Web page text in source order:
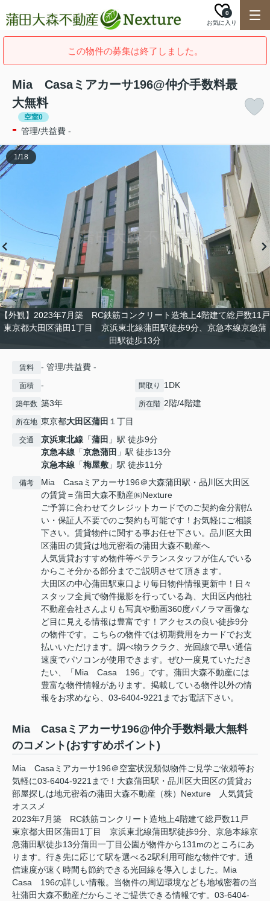
お気に入り
0
この物件の募集は終了しました。
Mia Casaミアカーサ196@仲介手数料最
大無料
空室0
- 管理/共益費 -
【外観】2023年7月築 RC鉄筋コンクリート造地上4階建て総戸数11戸
東京都大田区蒲田1丁目 京浜東北線蒲田駅徒歩9分、京急本線京急蒲
田駅徒歩13分
1/18
賃料 - 管理/共益費 -
面積 - 間取り 1DK
築年数 築3年 所在階 2階/4階建
所在地 東京都大田区蒲田 １丁目
交通 京浜東北線 「蒲田 」駅 徒歩9分
京急本線 「京急蒲田 」駅 徒歩13分
京急本線 「梅屋敷 」駅 徒歩11分
備考
Mia Casaミアカーサ196＠大森蒲田駅・品川区大田区
の賃貸＝蒲田大森不動産㈱Nexture
ご予算に合わせてクレジットカードでのご契約金分割払
い・保証人不要でのご契約も可能です！お気軽にご相談
下さい。賃貸物件に関する事お任せ下さい。品川区大田
区蒲田の賃貸は地元密着の蒲田大森不動産へ
人気賃貸おすすめ物件等ベテランスタッフが住んでいる
からこそ分かる部分までご説明させて頂きます。
大田区の中心蒲田駅東口より毎日物件情報更新中！日々
スタッフ全員で物件撮影を行っている為、大田区内他社
不動産会社さんよりも写真や動画360度パノラマ画像な
ど目に見える情報は豊富です！アクセスの良い徒歩9分
の物件です。こちらの物件では初期費用をカードでお支
払いいただけます。調べ物ラクラク、光回線で早い通信
速度でパソコンが使用できます。ぜひ一度見ていただき
たい、「Mia Casa 196」です。蒲田大森不動産には
豊富な物件情報があります。掲載している物件以外の情
報をお求めなら、03-6404-9221までお電話下さい。
Mia Casaミアカーサ196@仲介手数料最大無料
のコメント(おすすめポイント)
Mia Casaミアカーサ196＠空室状況類似物件ご見学ご依頼等お
気軽に03-6404-9221まで！大森蒲田駅・品川区大田区の賃貸お
部屋探しは地元密着の蒲田大森不動産（株）Nexture 人気賃貸
オススメ
2023年7月築 RC鉄筋コンクリート造地上4階建て総戸数11戸
東京都大田区蒲田1丁目 京浜東北線蒲田駅徒歩9分、京急本線京
急蒲田駅徒歩13分蒲田一丁目公園が物件から131mのところにあ
ります。行き先に応じて駅を選べる2駅利用可能な物件です。通
信速度が速く時間も節約できる光回線を導入しました。Mia
Casa 196の詳しい情報。当物件の周辺環境なども地域密着の当
社蒲田大森不動産だからこそご提供できる情報です。03-6404-